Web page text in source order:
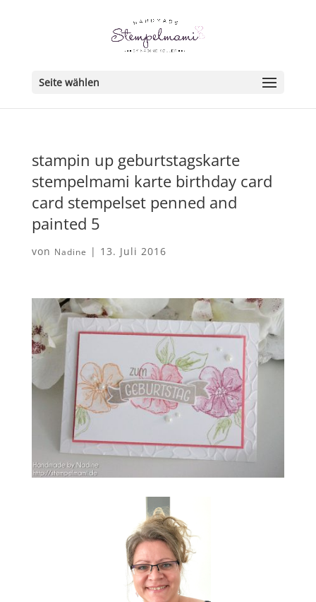
Seite wählen
stampin up geburtstagskarte
stempelmami karte birthday card
card stempelset penned and
painted 5
von Nadine | 13. Juli 2016